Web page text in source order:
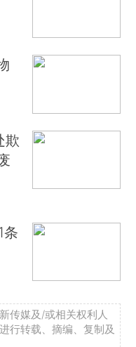
欺
条
传媒及/或相关权利人
行转载、摘编、复制及